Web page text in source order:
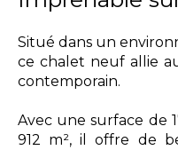
Situé dans un
ce chalet neuf allie
contemporain.
Avec une surface de
912 m², il offre de